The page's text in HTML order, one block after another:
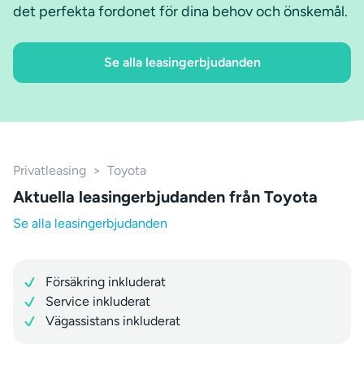
det perfekta fordonet för dina behov och önskemål.
Se alla leasingerbjudanden
Privatleasing > Toyota
Aktuella leasingerbjudanden från Toyota
Se alla leasingerbjudanden
Försäkring inkluderat
Service inkluderat
Vägassistans inkluderat